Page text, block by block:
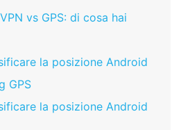
vs GPS: di cosa hai
la posizione Android
GPS
la posizione Android